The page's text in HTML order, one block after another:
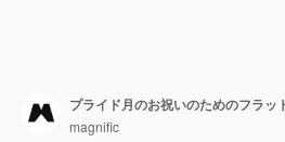
magnific